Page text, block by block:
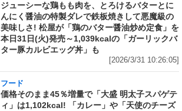
ジューシーな鶏もも肉を、とろけるバターとに
んにく醤油の特製ダレで鉄板焼きして悪魔級の
美味しさ! 松屋が「鶏のバター醤油炒め定食」を
本日31日(火)発売～1,039kcalの「ガーリックバ
ター豚カルビエッグ丼」も
[2026/3/31 10:26:05]
フード
価格そのまま45％増量で「大盛 明太子スパゲテ
ィ」は1,102kcal! 「カレー」や「天使のチーズ